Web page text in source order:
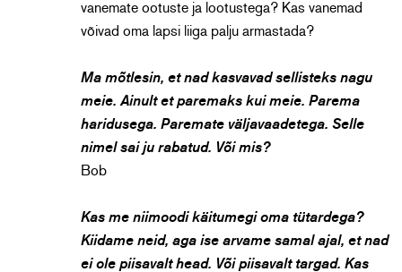
vanemate ootuste ja lootustega? Kas vanemad
võivad oma lapsi liiga palju armastada?
Ma mõtlesin, et nad kasvavad sellisteks nagu
meie. Ainult et paremaks kui meie. Parema
haridusega. Paremate väljavaadetega. Selle
nimel sai ju rabatud. Või mis?
Bob
Kas me niimoodi käitumegi oma tütardega?
Kiidame neid, aga ise arvame samal ajal, et nad
ei ole piisavalt head. Või piisavalt targad. Kas